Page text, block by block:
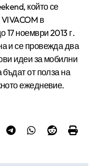
който се
в
17 ноември 2013 г.
и се провежда два
идеи за мобилни
от полза на
ежедневие.